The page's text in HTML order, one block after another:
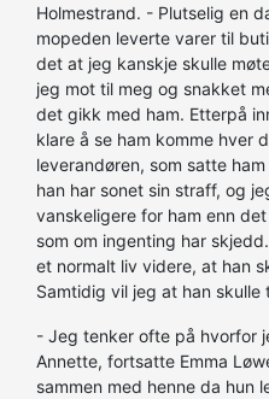
Holmestrand. - Plutselig en
mopeden leverte varer til
det at jeg kanskje skulle
jeg mot til meg og snakket
det gikk med ham. Etterpå
klare å se ham komme hver
leverandøren, som satte
han har sonet sin straff, og
vanskeligere for ham enn
som om ingenting har
et normalt liv videre, at han
Samtidig vil jeg at han
- Jeg tenker ofte på hvorfor
Annette, fortsatte Emma
sammen med henne da hun